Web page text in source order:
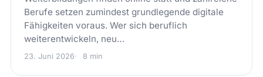
Berufe setzen zumindest grundlegende digitale
Fähigkeiten voraus. Wer sich beruflich
weiterentwickeln, neu…
23. Juni 2026 8 min